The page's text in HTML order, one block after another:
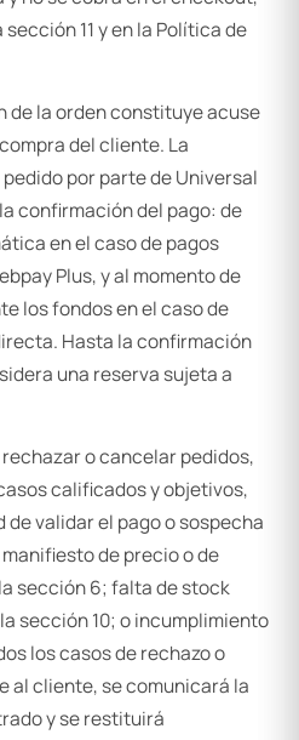
11 y en la Política de
de la orden constituye acuse
del cliente. La
por parte de Universal
confirmación del pago: de
en el caso de pagos
Plus, y al momento de
los fondos en el caso de
Hasta la confirmación
una reserva sujeta a
o cancelar pedidos,
calificados y objetivos,
validar el pago o sospecha
de precio o de
sección 6; falta de stock
sección 10; o incumplimiento
los casos de rechazo o
al cliente, se comunicará la
y se restituirá